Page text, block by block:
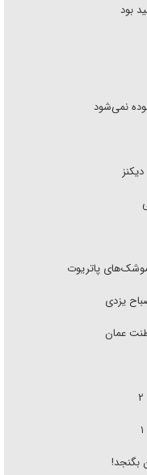
بود
نمی‌شود
پاتریوت
یزدی
عمان
بگنجد!